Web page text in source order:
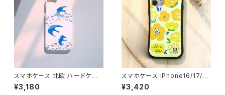
スマホケース 北欧 ハードケー
ス iPhone17/galaxy/Google
pixel/Xperia ワンポイント バ
¥3,180
スマホケース iPhone16/17/1
5/14/SE3 グリップケース 北欧
花柄 耐衝撃 持ちやすい【カラフ
¥3,420